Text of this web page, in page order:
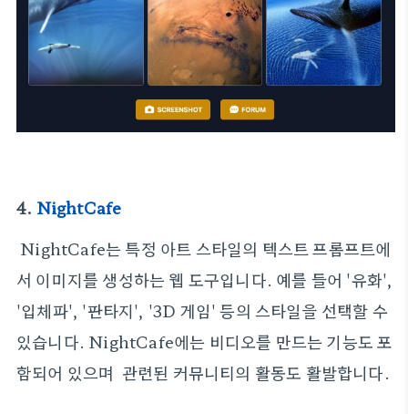
4. NightCafe
NightCafe는 특정 아트 스타일의 텍스트 프롬프트에
서 이미지를 생성하는 웹 도구입니다. 예를 들어 '유화',
'입체파', '판타지', '3D 게임' 등의 스타일을 선택할 수
있습니다. NightCafe에는 비디오를 만드는 기능도 포
함되어 있으며 관련된 커뮤니티의 활동도 활발합니다.